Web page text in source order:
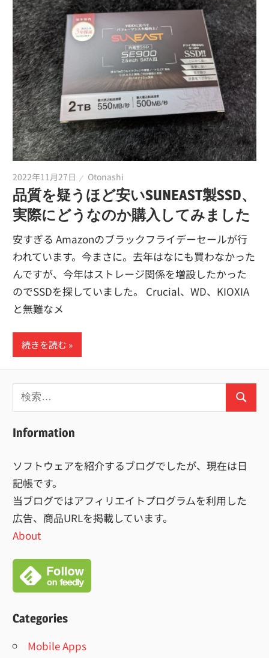
2022年11月27日 Otonashi
品質を疑うほど安いSUNEAST製SSD、
実際にどうなのか購入してみました
安すぎる Amazonのブラックフライデーセールが行
われています。今まさに。去年はなにも買わなかった
んですが、今年はストレージ関係を増設したかった
のでSSDを探していました。 Crucial、WD、KIOXIA
と無難なメ
続きを読む
検
索:
検
Information
ソフトウェアを紹介するブログでしたが、現在は日
記帳です。
当ブログではアフィリエイトプログラムを利用した
広告、商品URLを掲載しています。
About
Categories
Mobile Apps